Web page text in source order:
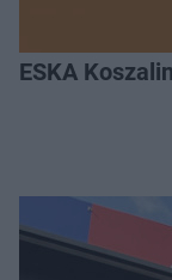
ESKA